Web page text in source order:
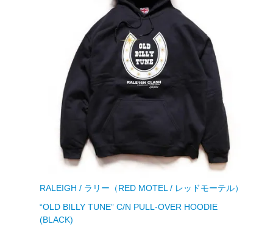
RALEIGH / ラリー（RED MOTEL / レッドモーテル）
“OLD BILLY TUNE” C/N PULL-OVER HOODIE
(BLACK)